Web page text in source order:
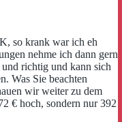
so krank war ich eh
nehme ich dann gern
richtig und kann sich
Was Sie beachten
wir weiter zu dem
€ hoch, sondern nur 392